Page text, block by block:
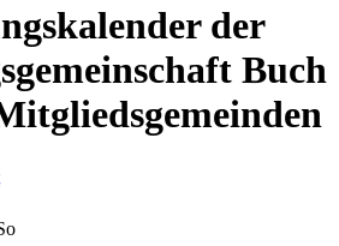
der
Buch